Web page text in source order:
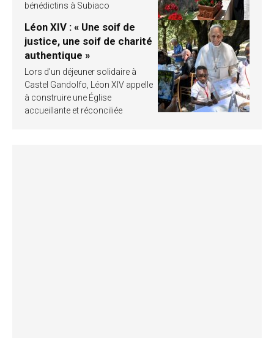
bénédictins à Subiaco
Léon XIV : « Une soif de
justice, une soif de charité
authentique »
Lors d’un déjeuner solidaire à
Castel Gandolfo, Léon XIV appelle
à construire une Église
accueillante et réconciliée